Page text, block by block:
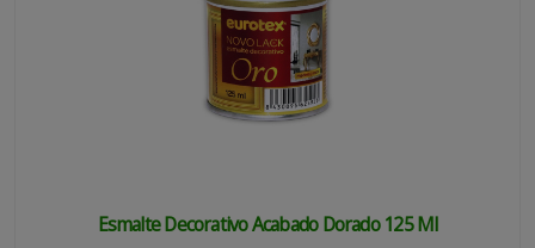
Esmalte Decorativo Acabado Dorado 125 Ml